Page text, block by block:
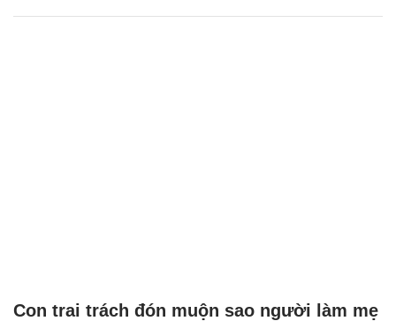
Con trai trách đón muộn sao người làm mẹ